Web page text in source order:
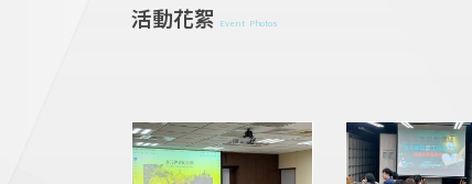
活動花絮 Event Photos